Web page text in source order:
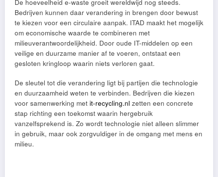
De hoeveelheid e-waste groeit wereldwijd nog steeds.
Bedrijven kunnen daar verandering in brengen door bewust
te kiezen voor een circulaire aanpak. ITAD maakt het mogelijk
om economische waarde te combineren met
milieuverantwoordelijkheid. Door oude IT-middelen op een
veilige en duurzame manier af te voeren, ontstaat een
gesloten kringloop waarin niets verloren gaat.
De sleutel tot die verandering ligt bij partijen die technologie
en duurzaamheid weten te verbinden. Bedrijven die kiezen
voor samenwerking met it-recycling.nl zetten een concrete
stap richting een toekomst waarin hergebruik
vanzelfsprekend is. Zo wordt technologie niet alleen slimmer
in gebruik, maar ook zorgvuldiger in de omgang met mens en
milieu.